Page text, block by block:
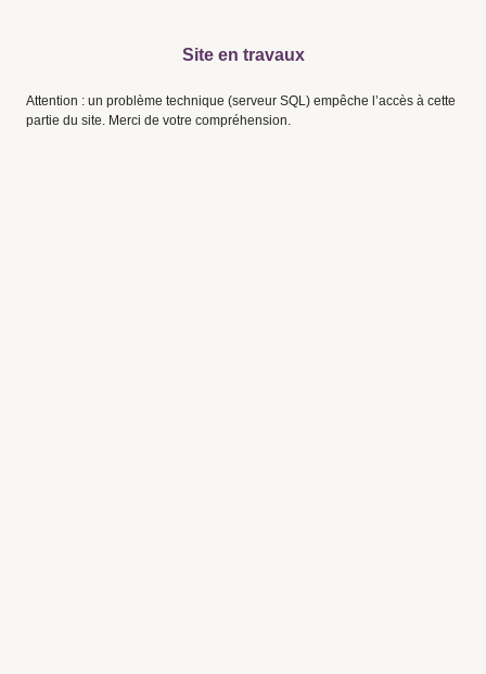
Site en travaux
Attention : un problème technique (serveur SQL) empêche l’accès à cette
partie du site. Merci de votre compréhension.